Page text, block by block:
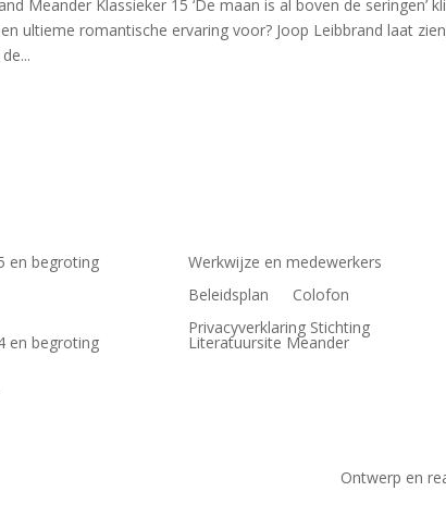
Meander Klassieker 15 ‘De maan is al boven de seringen’
ultieme romantische ervaring voor? Joop Leibbrand laat
en begroting
en begroting
Werkwijze en medewerkers
Beleidsplan
Colofon
Privacyverklaring Stichting
Literatuursite Meander
Ontwerp en